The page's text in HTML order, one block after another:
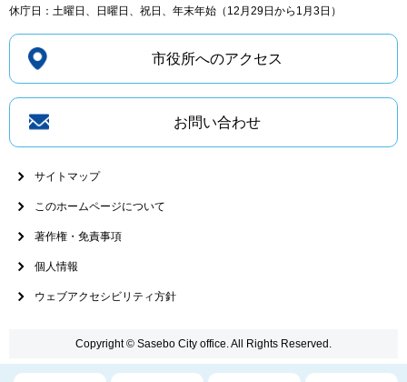
休庁日：土曜日、日曜日、祝日、年末年始（12月29日から1月3日）
市役所へのアクセス
お問い合わせ
サイトマップ
このホームページについて
著作権・免責事項
個人情報
ウェブアクセシビリティ方針
Copyright © Sasebo City office. All Rights Reserved.